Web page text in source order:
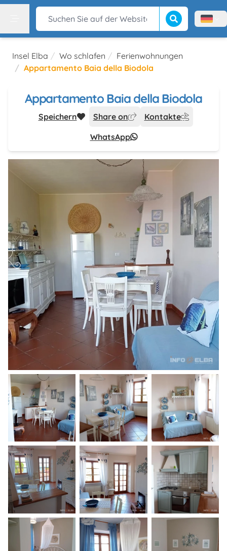
Suchen Sie auf der Website Suche beginnen
Menù
Insel Elba Wo schlafen
Ferienwohnungen
Appartamento Baia della Biodola
Appartamento Baia della Biodola
Speichern Share on
Kontakte
WhatsApp